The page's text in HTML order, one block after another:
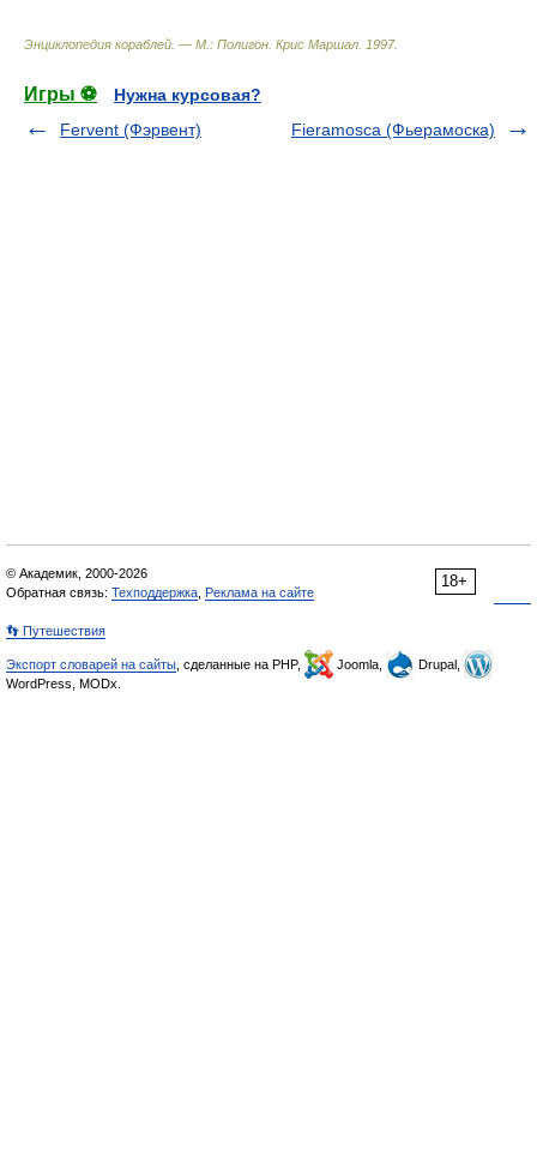
Энциклопедия кораблей. — М.: Полигон Крис Маршал 1997.
Игры ⚽
Нужна курсовая?
Fervent (Фэрвент)
Fieramosca (Фьерамоска)
18+
© Академик, 2000-2026
Обратная связь: Техподдержка Реклама на сайте
👣 Путешествия
Экспорт словарей на сайты , сделанные на PHP, Joomla,
Drupal,
WordPress, MODx.